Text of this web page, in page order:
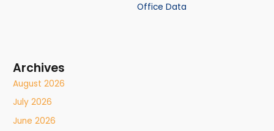
Office Data
Archives
August 2026
July 2026
June 2026